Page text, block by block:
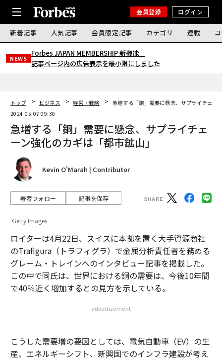
会員登録 ログイン
新着記事 人気記事 会員限定記事 カテゴリ 連載
NEWS
Forbes JAPAN MEMBERSHIP 新機能｜
記事ページ内の広告表示を最小限にしました
トップ ビジネス 経営・戦略
急増する「銅」需要に懸念、サプライチェー
2024.05.07 09:30
急増する「銅」需要に懸念、サプライチェ
ーン強化のカギは「都市鉱山」
Kevin O'Marah | Contributor
著者フォロー 記事を保存
Getty Images
ロイターは4月22日、スイスに本拠を置く大手資源商社
のTrafigura（トラフィグラ）で金属分析責任者を務める
グレーム・トレインへのインタビュー記事を掲載した。
この中で同氏は、世界における銅の需要は、今後10年間
で40％近く増加するとの見方を示している。
advertisement
こうした需要増の要因としては、電気自動車（EV）の生
産、エネルギーシフト、新興国でのインフラ建設が考え